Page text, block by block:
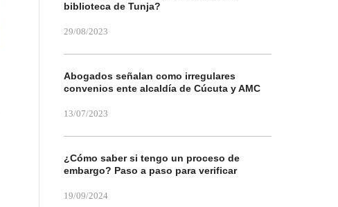
biblioteca de Tunja?
29/08/2023
Abogados señalan como irregulares
convenios ente alcaldía de Cúcuta y AMC
13/07/2023
¿Cómo saber si tengo un proceso de
embargo? Paso a paso para verificar
19/09/2024